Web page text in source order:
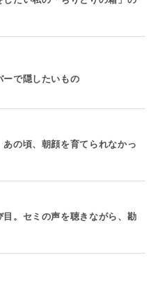
ーで隠したいもの
あの頃、朝顔を育てられなかっ
目。セミの声を聴きながら、勘